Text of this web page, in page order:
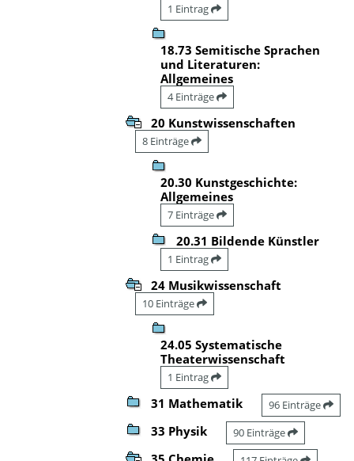
1 Eintrag
18.73 Semitische Sprachen
und Literaturen:
Allgemeines
4 Einträge
20 Kunstwissenschaften
8 Einträge
20.30 Kunstgeschichte:
Allgemeines
7 Einträge
20.31 Bildende Künstler
1 Eintrag
24 Musikwissenschaft
10 Einträge
24.05 Systematische
Theaterwissenschaft
1 Eintrag
31 Mathematik 96 Einträge
33 Physik 90 Einträge